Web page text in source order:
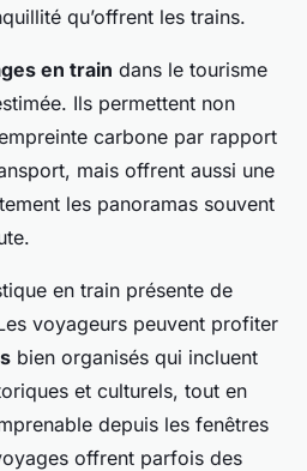
qu’offrent les trains.
en train dans le tourisme
Ils permettent non
carbone par rapport
mais offrent aussi une
les panoramas souvent
en train présente de
voyageurs peuvent profiter
bien organisés qui incluent
et culturels, tout en
depuis les fenêtres
offrent parfois des